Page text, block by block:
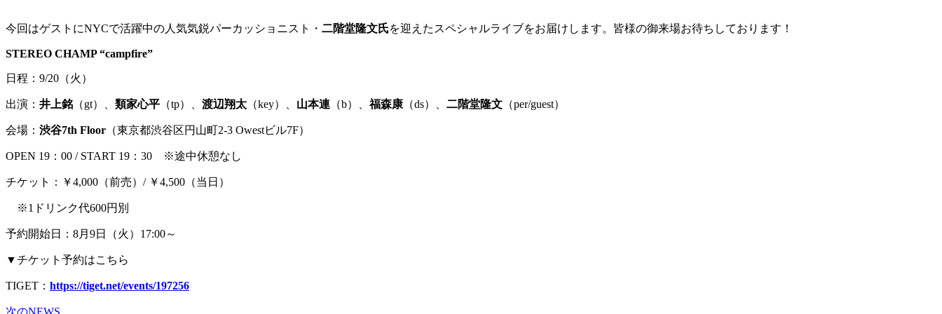
今回はゲストにNYCで活躍中の人気気鋭パーカッショニスト・ 二階堂隆文氏を迎えたスペシャルライブをお届けします。皆様の御来場お待ちしております！
STEREO CHAMP “campfire”
日程：9/20（火）
出演： 井上銘 （gt）、 類家心平 （tp）、 渡辺翔太 （key）、 山本連 （b）、福森康 （ds）、 二階堂隆文 （per/guest）
会場： 渋谷7th Floor （東京都渋谷区円山町2-3 Owestビル7F）
OPEN 19：00 / START 19：30 ※途中休憩なし
チケット：￥4,000（前売）/ ￥4,500（当日）
※1ドリンク代600円別
予約開始日：8月9日（火）17:00～
▼チケット予約はこちら
TIGET： https://tiget.net/events/197256
次のNEWS